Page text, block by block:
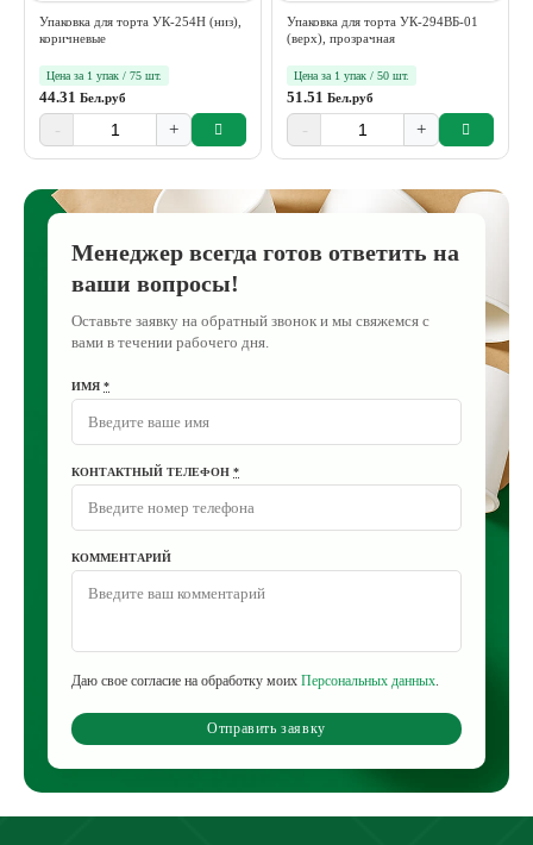
Упаковка для торта УК-254Н (низ),
коричневые
Цена за 1 упак / 75 шт.
44.31 Бел.руб
- +
Упаковка для торта УК-294ВБ-01
(верх), прозрачная
Цена за 1 упак / 50 шт.
51.51 Бел.руб
- +
Менеджер всегда готов ответить на
ваши вопросы!
Оставьте заявку на обратный звонок и мы свяжемся с
вами в течении рабочего дня.
ИМЯ *
КОНТАКТНЫЙ ТЕЛЕФОН *
КОММЕНТАРИЙ
Даю свое согласие на обработку моих Персональных данных.
Отправить заявку